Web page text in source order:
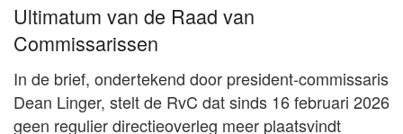
Ultimatum van de Raad van
Commissarissen
In de brief, ondertekend door president-commissaris
Dean Linger, stelt de RvC dat sinds 16 februari 2026
geen regulier directieoverleg meer plaatsvindt